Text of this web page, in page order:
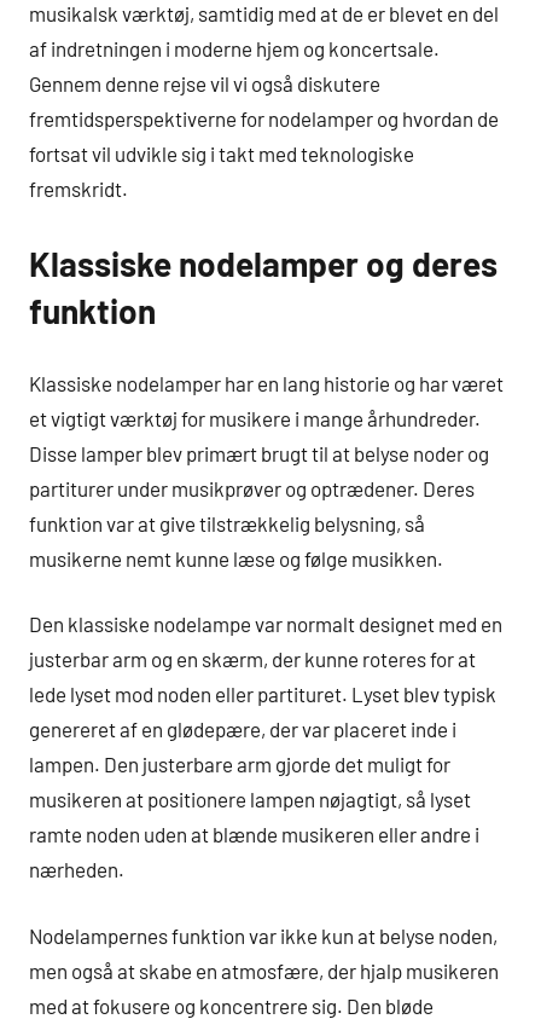
musikalsk værktøj, samtidig med at de er blevet en del
af indretningen i moderne hjem og koncertsale.
Gennem denne rejse vil vi også diskutere
fremtidsperspektiverne for nodelamper og hvordan de
fortsat vil udvikle sig i takt med teknologiske
fremskridt.
Klassiske nodelamper og deres
funktion
Klassiske nodelamper har en lang historie og har været
et vigtigt værktøj for musikere i mange århundreder.
Disse lamper blev primært brugt til at belyse noder og
partiturer under musikprøver og optrædener. Deres
funktion var at give tilstrækkelig belysning, så
musikerne nemt kunne læse og følge musikken.
Den klassiske nodelampe var normalt designet med en
justerbar arm og en skærm, der kunne roteres for at
lede lyset mod noden eller partituret. Lyset blev typisk
genereret af en glødepære, der var placeret inde i
lampen. Den justerbare arm gjorde det muligt for
musikeren at positionere lampen nøjagtigt, så lyset
ramte noden uden at blænde musikeren eller andre i
nærheden.
Nodelampernes funktion var ikke kun at belyse noden,
men også at skabe en atmosfære, der hjalp musikeren
med at fokusere og koncentrere sig. Den bløde